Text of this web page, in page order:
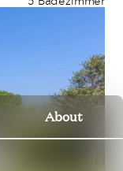
About